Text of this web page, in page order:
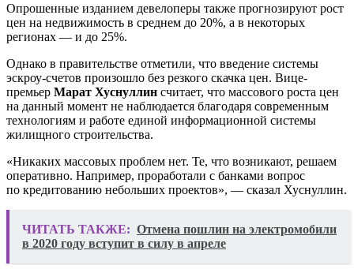
Опрошенные изданием девелоперы также прогнозируют рост
цен на недвижимость в среднем до 20%, а в некоторых
регионах — и до 25%.
Однако в правительстве отметили, что введение системы
эскроу-счетов произошло без резкого скачка цен. Вице-
премьер Марат Хуснуллин считает, что массового роста цен
на данный момент не наблюдается благодаря современным
технологиям и работе единой информационной системы
жилищного строительства.
«Никаких массовых проблем нет. Те, что возникают, решаем
оперативно. Например, проработали с банками вопрос
по кредитованию небольших проектов», — сказал Хуснуллин.
ЧИТАТЬ ТАКЖЕ: Отмена пошлин на электромобили
в 2020 году вступит в силу в апреле